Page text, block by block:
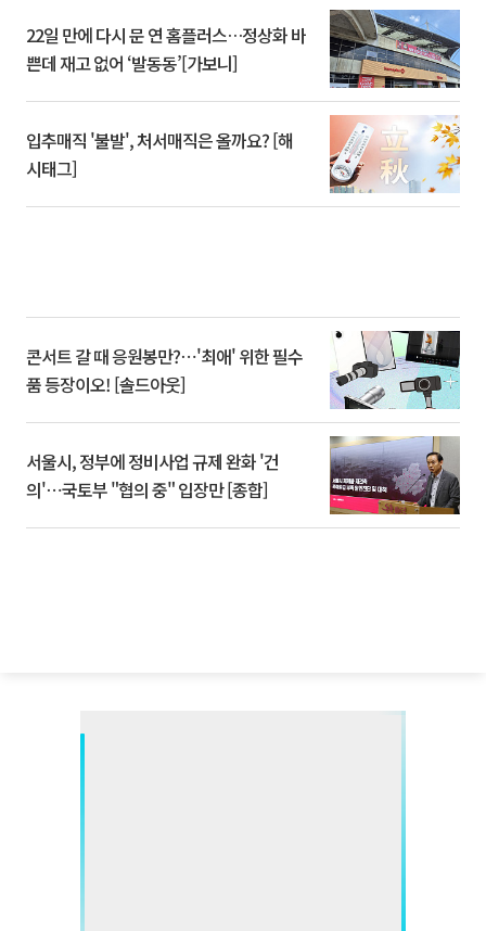
22일 만에 다시 문 연 홈플러스…정상화 바
쁜데 재고 없어 ‘발동동’[가보니]
입추매직 '불발', 처서매직은 올까요? [해
시태그]
콘서트 갈 때 응원봉만?⋯'최애' 위한 필수
품 등장이오! [솔드아웃]
서울시, 정부에 정비사업 규제 완화 '건
의'⋯국토부 "협의 중" 입장만 [종합]